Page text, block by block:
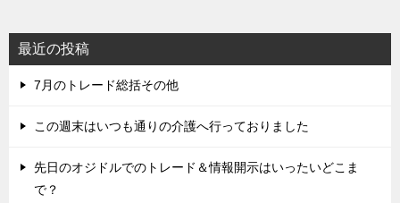
最近の投稿
7月のトレード総括その他
この週末はいつも通りの介護へ行っておりました
先日のオジドルでのトレード＆情報開示はいったいどこま
で？